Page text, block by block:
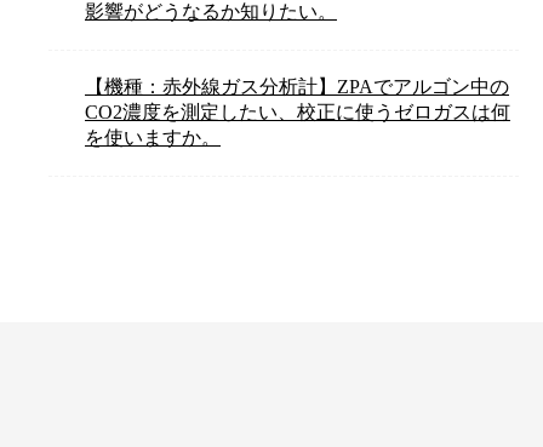
影響がどうなるか知りたい。
【機種：赤外線ガス分析計】ZPAでアルゴン中の
CO2濃度を測定したい、校正に使うゼロガスは何
を使いますか。